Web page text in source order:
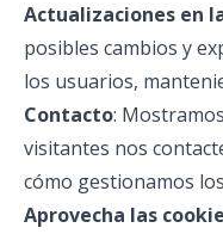
Actualizaciones en
posibles cambios y
los usuarios,
Contacto:
visitantes nos
cómo gestionamos
Aprovecha las